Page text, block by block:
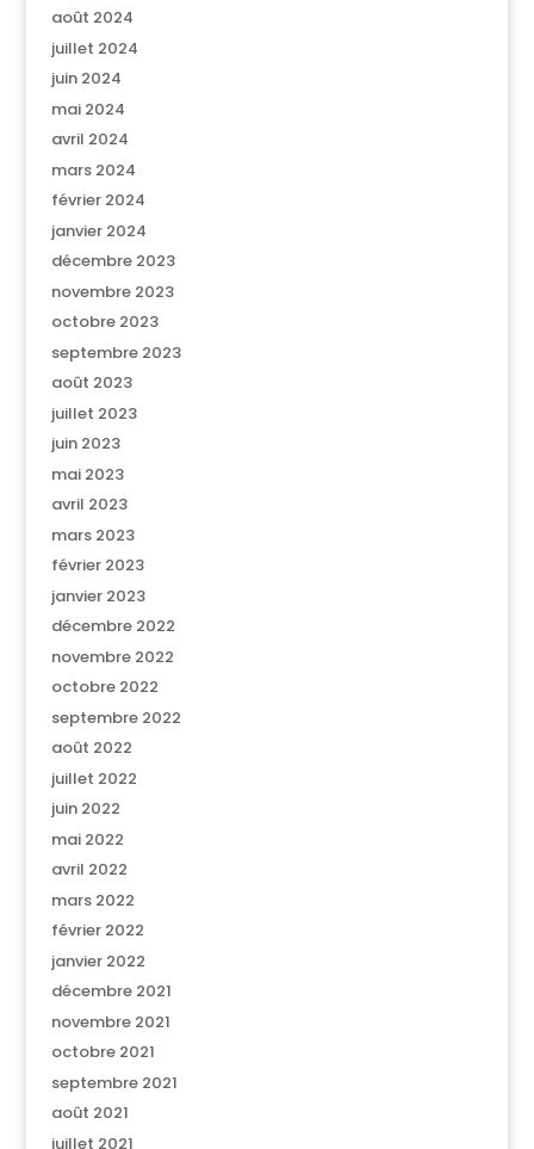
août 2024
juillet 2024
juin 2024
mai 2024
avril 2024
mars 2024
février 2024
janvier 2024
décembre 2023
novembre 2023
octobre 2023
septembre 2023
août 2023
juillet 2023
juin 2023
mai 2023
avril 2023
mars 2023
février 2023
janvier 2023
décembre 2022
novembre 2022
octobre 2022
septembre 2022
août 2022
juillet 2022
juin 2022
mai 2022
avril 2022
mars 2022
février 2022
janvier 2022
décembre 2021
novembre 2021
octobre 2021
septembre 2021
août 2021
juillet 2021